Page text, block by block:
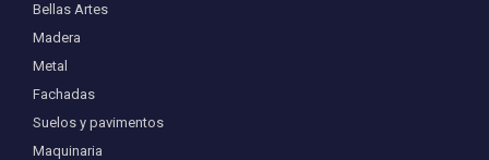
Bellas Artes
Madera
Metal
Fachadas
Suelos y pavimentos
Maquinaria